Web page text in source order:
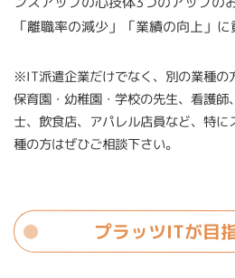
「離職率の減少」「業績の向上」に
※IT派遣企業だけでなく、別の業種の
保育園・幼稚園・学校の先生、看護師
士、飲食店、アパレル店員など、特
種の方はぜひご相談下さい。
プラッツITが目